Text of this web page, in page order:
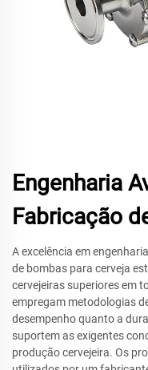
Engenharia
Fabricação
A excelência em
de bombas para cerveja
cervejeiras superiores em
empregam metodologias
desempenho quanto a
suportem as exigentes
produção cervejeira. Os